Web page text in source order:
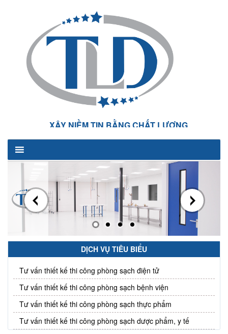
XÂY NIỀM TIN BẰNG CHẤT LƯỢNG
DỊCH VỤ TIÊU BIỂU
Tư vấn thiết kế thi công phòng sạch điện tử
Tư vấn thiết kế thi công phòng sạch bệnh viện
Tư vấn thiết kế thi công phòng sạch thực phẩm
Tư vấn thiết kế thi công phòng sạch dược phẩm, y tế